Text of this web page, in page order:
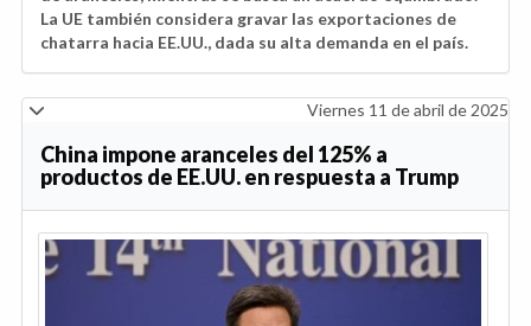
La UE también considera gravar las exportaciones de
chatarra hacia EE.UU., dada su alta demanda en el país.
Viernes 11 de abril de 2025
China impone aranceles del 125% a
productos de EE.UU. en respuesta a Trump